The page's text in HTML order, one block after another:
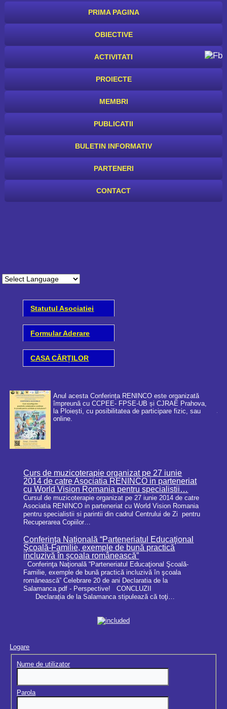
PRIMA PAGINA
OBIECTIVE
ACTIVITATI
PROIECTE
MEMBRI
PUBLICATII
BULETIN INFORMATIV
PARTENERI
CONTACT
Statutul Asociatiei
Formular Aderare
CASA CĂRȚILOR
Anul acesta Conferința RENINCO este organizată
împreună cu CCPEE- FPSE-UB și CJRAE Prahova,
la Ploiești, cu posibilitatea de participare fizic, sau
online.
Curs de muzicoterapie organizat pe 27 iunie
2014 de catre Asociatia RENINCO in parteneriat
cu World Vision Romania pentru specialistii…
Cursul de muzicoterapie organizat pe 27 iunie 2014 de catre
Asociatia RENINCO in parteneriat cu World Vision Romania
pentru specialistii si parintii din cadrul Centrului de Zi pentru
Recuperarea Copiilor…
Conferinţa Naţională “Parteneriatul Educaţional
Şcoală-Familie, exemple de bună practică
incluzivă în şcoala românească”
Conferinţa Naţională “Parteneriatul Educaţional Şcoală-
Familie, exemple de bună practică incluzivă în şcoala
românească” Celebrare 20 de ani Declaratia de la
Salamanca.pdf - Perspective! CONCLUZII
Declarația de la Salamanca stipulează că toţi…
Logare
Nume de utilizator
Parola